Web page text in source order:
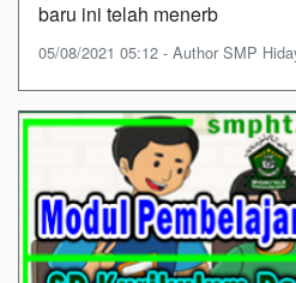
baru ini telah menerb
05/08/2021 05:12 - Author SMP